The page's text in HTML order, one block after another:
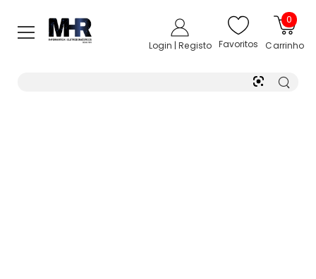
Login | Registo Favoritos
0
Carrinho